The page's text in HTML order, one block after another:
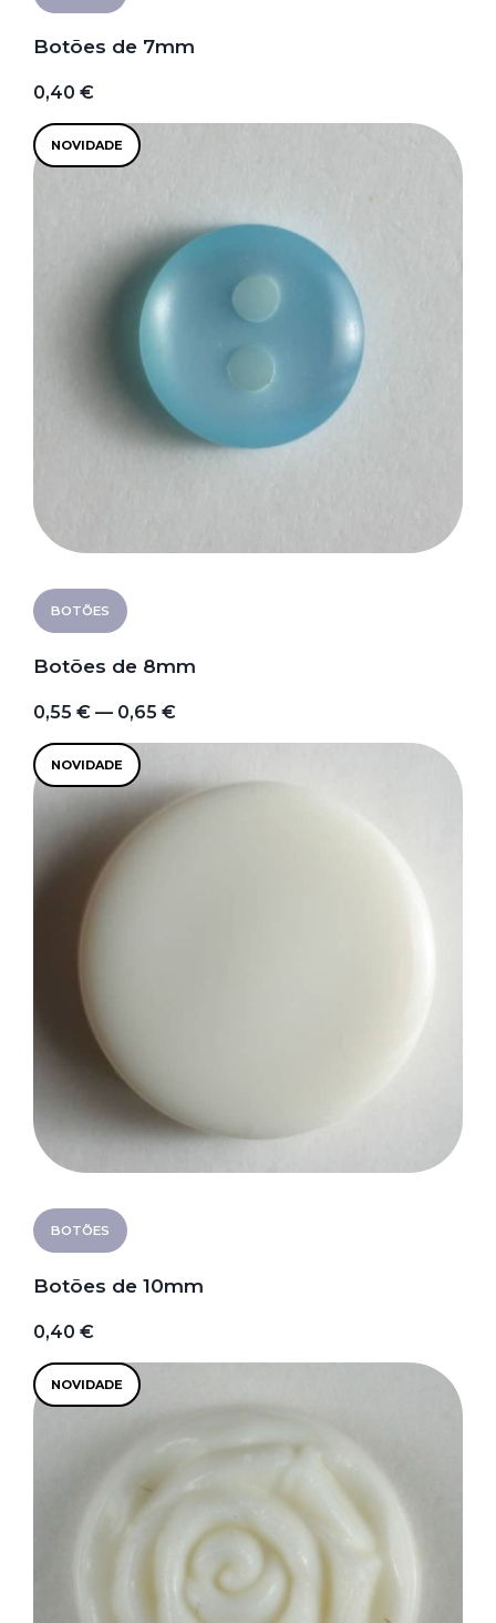
Botões de 7mm
0,40 €
NOVIDADE
BOTÕES
Botões de 8mm
0,55 € — 0,65 €
NOVIDADE
BOTÕES
Botões de 10mm
0,40 €
NOVIDADE